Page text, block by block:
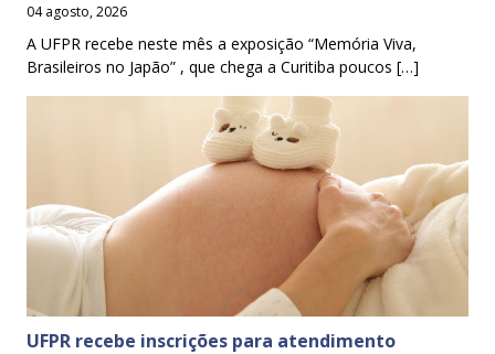
04 agosto, 2026
A UFPR recebe neste mês a exposição “Memória Viva,
Brasileiros no Japão” , que chega a Curitiba poucos […]
UFPR recebe inscrições para atendimento